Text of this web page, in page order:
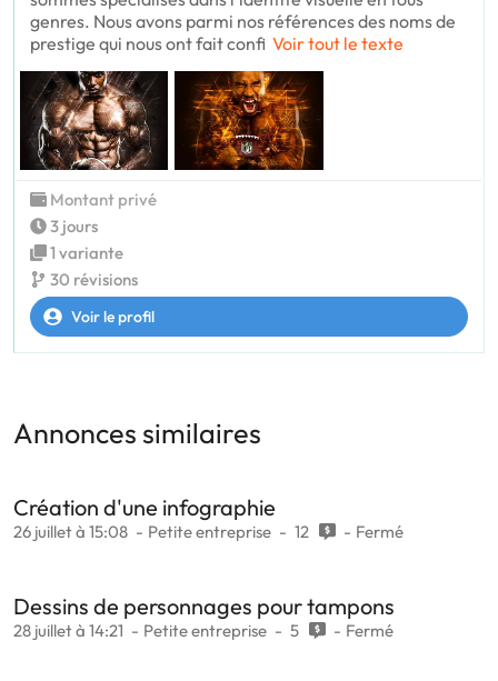
genres. Nous avons parmi nos références des noms de
prestige qui nous ont fait confi Voir tout le texte
Montant privé
3 jours
1 variante
30 révisions
Voir le profil
Annonces similaires
Création d'une infographie
26 juillet à 15:08 Petite entreprise 12 Fermé
Dessins de personnages pour tampons
28 juillet à 14:21 Petite entreprise 5 Fermé